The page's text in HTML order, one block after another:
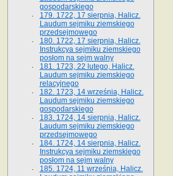
gospodarskiego
179. 1722, 17 sierpnia, Halicz.
Laudum sejmiku ziemskiego
przedsejmowego
180. 1722, 17 sierpnia, Halicz.
Instrukcya sejmiku ziemskiego
posłom na sejm walny
181. 1723, 22 lutego, Halicz.
Laudum sejmiku ziemskiego
relacyjnego
182. 1723, 14 września, Halicz.
Laudum sejmiku ziemskiego
gospodarskiego
183. 1724, 14 sierpnia, Halicz.
Laudum sejmiku ziemskiego
przedsejmowego
184. 1724, 14 sierpnia, Halicz.
Instrukcya sejmiku ziemskiego
posłom na sejm walny
185. 1724, 11 września, Halicz.